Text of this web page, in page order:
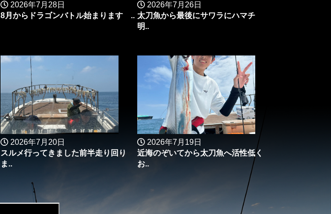
2026年7月28日
8月からドラゴンバトル始まります ..
2026年7月26日
太刀魚から最後にサワラにハマチ
明..
2026年7月20日
スルメ行ってきました前半走り回り
ま..
2026年7月19日
近海のぞいてから太刀魚へ活性低く
お..